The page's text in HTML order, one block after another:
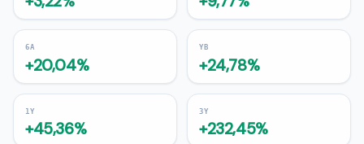
6A
+20,04%
YB
+24,78%
1Y
+45,36%
3Y
+232,45%